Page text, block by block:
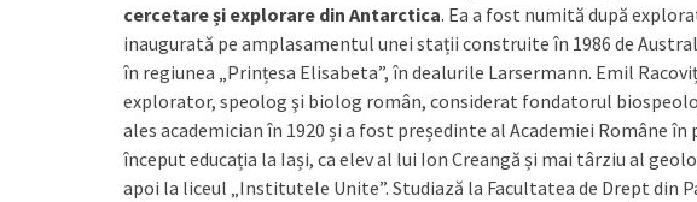
cercetare și explorare din Antarctica. Ea a fost numită după
inaugurată pe amplasamentul unei stații construite în 1986 de
în regiunea „Prințesa Elisabeta”, în dealurile Larsermann. Emil
explorator, speolog şi biolog român, considerat fondatorul
ales academician în 1920 și a fost președinte al Academiei Române în
început educația la Iași, ca elev al lui Ion Creangă și mai târziu al
apoi la liceul „Institutele Unite”. Studiază la Facultatea de Drept din